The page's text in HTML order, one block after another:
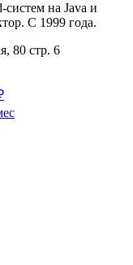
систем на Java и
С 1999 года.
80 стр. 6